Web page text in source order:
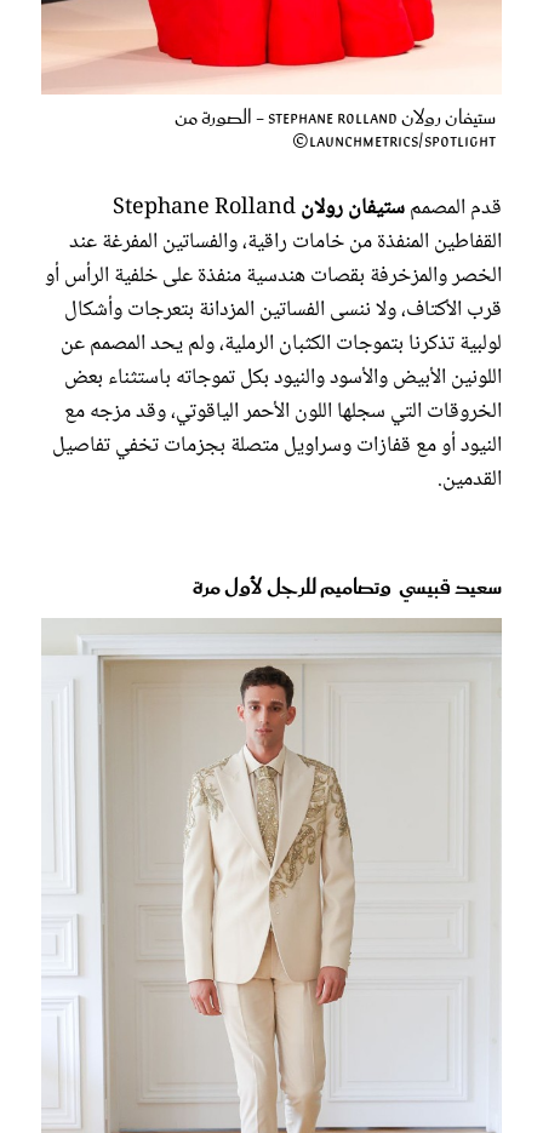
ستيفان رولان Stephane Rolland - الصورة من
Launchmetrics/Spotlight©
قدم المصممستيفان رولانStephane Rolland
القفاطين المنفذة من خامات راقية، والفساتين المفرغة عند
الخصر والمزخرفة بقصات هندسية منفذة على خلفية الرأس أو
قرب الأكتاف، ولا ننسى الفساتين المزدانة بتعرجات وأشكال
لولبية تذكرنا بتموجات الكثبان الرملية، ولم يحد المصمم عن
اللونين الأبيض والأسود والنيود بكل تموجاته باستثناء بعض
الخروقات التي سجلها اللون الأحمر الياقوتي، وقد مزجه مع
النيود أو مع قفازات وسراويل متصلة بجزمات تخفي تفاصيل
القدمين.
سعيد قبيسي وتصاميم للرجل لأول مرة